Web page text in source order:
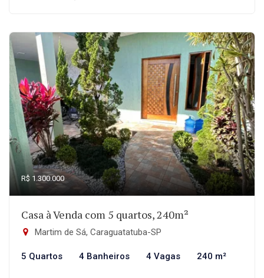
R$ 1.300.000
Casa à Venda com 5 quartos, 240m²
Martim de Sá, Caraguatatuba-SP
5 Quartos 4 Banheiros 4 Vagas 240 m²